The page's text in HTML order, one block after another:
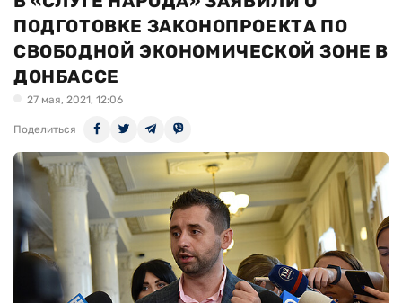
ПОДГОТОВКЕ ЗАКОНОПРОЕКТА ПО
СВОБОДНОЙ ЭКОНОМИЧЕСКОЙ ЗОНЕ В
ДОНБАССЕ
27 мая, 2021, 12:06
Поделиться